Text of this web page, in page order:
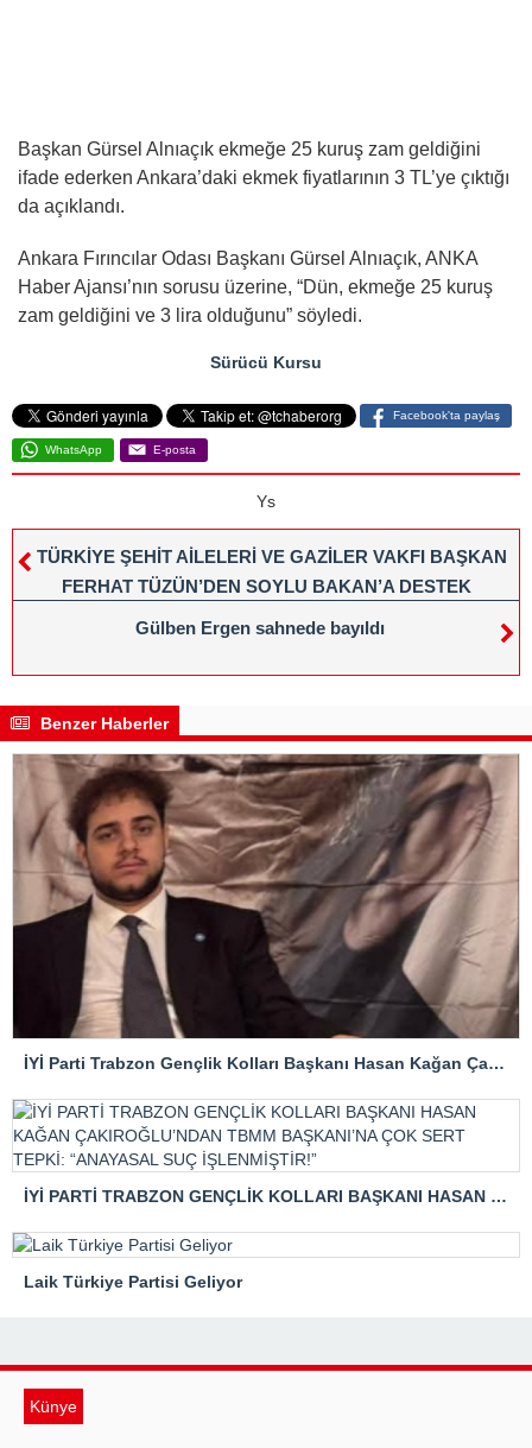
Başkan Gürsel Alnıaçık ekmeğe 25 kuruş zam geldiğini
ifade ederken Ankara’daki ekmek fiyatlarının 3 TL’ye çıktığı
da açıklandı.
Ankara Fırıncılar Odası Başkanı Gürsel Alnıaçık, ANKA
Haber Ajansı’nın sorusu üzerine, “Dün, ekmeğe 25 kuruş
zam geldiğini ve 3 lira olduğunu” söyledi.
Sürücü Kursu
Facebook'ta paylaş
WhatsApp E-posta
Ys
TÜRKİYE ŞEHİT AİLELERİ VE GAZİLER VAKFI BAŞKAN
FERHAT TÜZÜN’DEN SOYLU BAKAN’A DESTEK
Gülben Ergen sahnede bayıldı
Benzer Haberler
İYİ Parti Trabzon Gençlik Kolları Başkanı Hasan Kağan Çakıroğlu’ndan Mattia Ahmet Minguzzi Davasına Tepki
İYİ PARTİ TRABZON GENÇLİK KOLLARI BAŞKANI HASAN KAĞAN ÇAKIROĞLU’NDAN TBMM BAŞKANI’NA ÇOK SERT TEPKİ: “ANAYASAL SUÇ İŞLENMİŞTİR!”
Laik Türkiye Partisi Geliyor
Künye